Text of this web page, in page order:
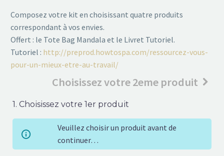
Composez votre kit en choisissant quatre produits
correspondant à vos envies.
Offert : le Tote Bag Mandala et le Livret Tutoriel.
Tutoriel : http://preprod.howtospa.com/ressourcez-vous-
pour-un-mieux-etre-au-travail/
Choisissez votre 2eme produit
1 Choisissez votre 1er produit
Veuillez choisir un produit avant de
continuer…